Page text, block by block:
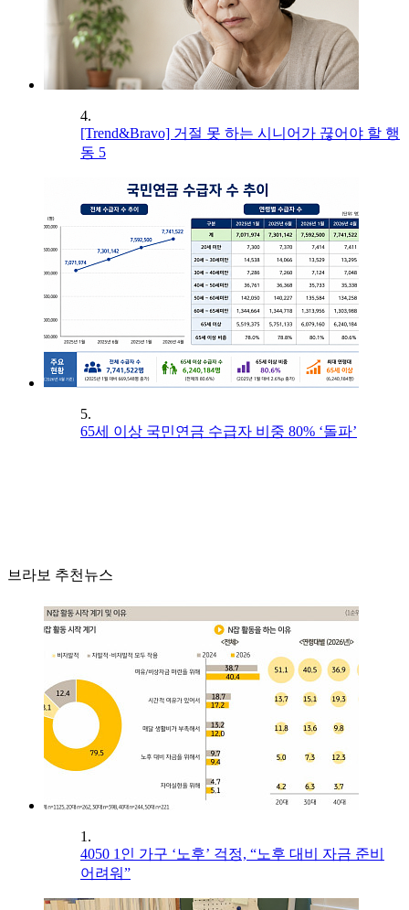
4.
[Trend&Bravo] 거절 못 하는 시니어가 끊어야 할 행
동 5
5.
65세 이상 국민연금 수급자 비중 80% ‘돌파’
브라보 추천뉴스
1.
4050 1인 가구 ‘노후’ 걱정, “노후 대비 자금 준비
어려워”